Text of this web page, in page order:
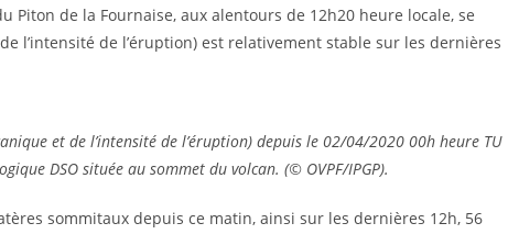
Piton de la Fournaise, aux alentours de 12h20 heure locale, se
l’intensité de l’éruption) est relativement stable sur les dernières
et de l’intensité de l’éruption) depuis le 02/04/2020 00h heure TU
DSO située au sommet du volcan. (© OVPF/IPGP).
sommitaux depuis ce matin, ainsi sur les dernières 12h, 56